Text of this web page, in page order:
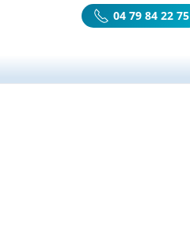
04 79 84 22 75